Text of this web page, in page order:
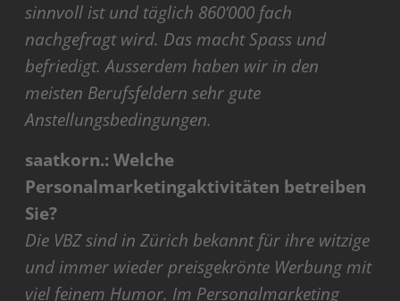
sinnvoll ist und täglich 860’000 fach
nachgefragt wird. Das macht Spass und
befriedigt. Ausserdem haben wir in den
meisten Berufsfeldern sehr gute
Anstellungsbedingungen.
saatkorn.: Welche
Personalmarketingaktivitäten betreiben
Sie?
Die VBZ sind in Zürich bekannt für ihre witzige
und immer wieder preisgekrönte Werbung mit
viel feinem Humor. Im Personalmarketing